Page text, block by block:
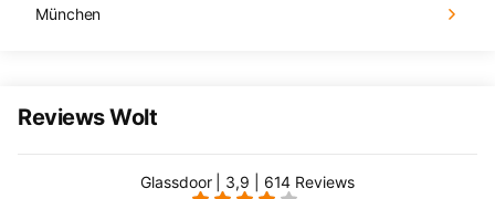
München
Reviews Wolt
Glassdoor | 3,9 | 614 Reviews